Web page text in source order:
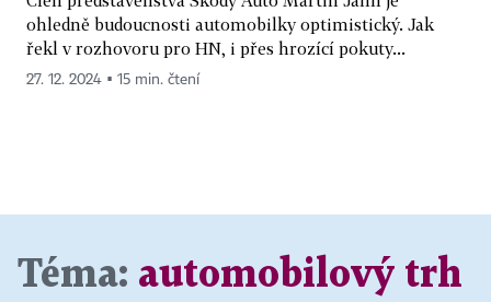
ohledně budoucnosti automobilky optimistický. Jak
řekl v rozhovoru pro HN, i přes hrozící pokuty...
27. 12. 2024 ▪ 15 min. čtení
Téma: automobilový trh